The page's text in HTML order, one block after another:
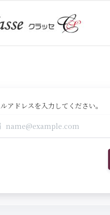
アドレスを入力してください。